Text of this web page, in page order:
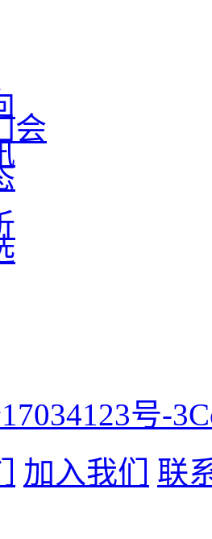
会
号-3
加入我们 联